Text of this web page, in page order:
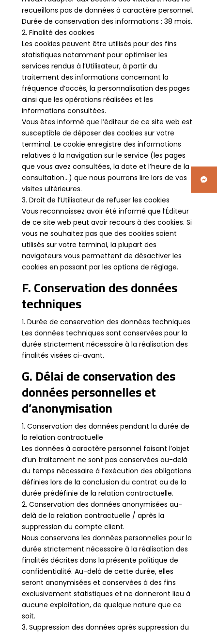
recueillons pas de données à caractère personnel.
Durée de conservation des informations : 38 mois.
2. Finalité des cookies
Les cookies peuvent être utilisés pour des fins
statistiques notamment pour optimiser les
services rendus à l’Utilisateur, à partir du
traitement des informations concernant la
fréquence d’accès, la personnalisation des pages
ainsi que les opérations réalisées et les
informations consultées.
Vous êtes informé que l’éditeur de ce site web est
susceptible de déposer des cookies sur votre
terminal. Le cookie enregistre des informations
relatives à la navigation sur le service (les pages
que vous avez consultées, la date et l’heure de la
consultation…) que nous pourrons lire lors de vos
visites ultérieures.
3. Droit de l’Utilisateur de refuser les cookies
Vous reconnaissez avoir été informé que l’Éditeur
de ce site web peut avoir recours à des cookies. Si
vous ne souhaitez pas que des cookies soient
utilisés sur votre terminal, la plupart des
navigateurs vous permettent de désactiver les
cookies en passant par les options de réglage.
F. Conservation des données
techniques
1. Durée de conservation des données techniques
Les données techniques sont conservées pour la
durée strictement nécessaire à la réalisation des
finalités visées ci-avant.
G. Délai de conservation des
données personnelles et
d’anonymisation
1. Conservation des données pendant la durée de
la relation contractuelle
Les données à caractère personnel faisant l’objet
d’un traitement ne sont pas conservées au-delà
du temps nécessaire à l’exécution des obligations
définies lors de la conclusion du contrat ou de la
durée prédéfinie de la relation contractuelle.
2. Conservation des données anonymisées au-
delà de la relation contractuelle / après la
suppression du compte client.
Nous conservons les données personnelles pour la
durée strictement nécessaire à la réalisation des
finalités décrites dans la présente politique de
confidentialité. Au-delà de cette durée, elles
seront anonymisées et conservées à des fins
exclusivement statistiques et ne donneront lieu à
aucune exploitation, de quelque nature que ce
soit.
3. Suppression des données après suppression du